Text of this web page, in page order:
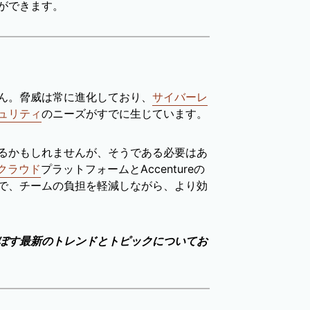
きます。
脅威は常に進化しており、 サイバーレ
リティのニーズがすでに生じています。
かもしれませんが、そうである必要はあ
ラウドプラットフォームとAccentureの
、チームの負担を軽減しながら、より効
す最新のトレンドとトピックについてお